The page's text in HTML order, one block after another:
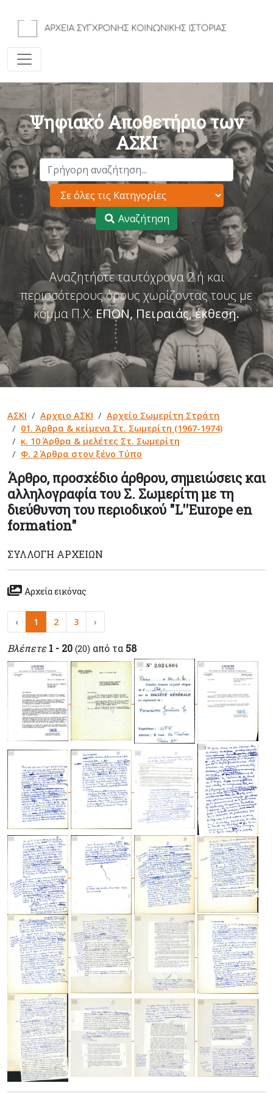
Ψηφιακό Αποθετήριο των
ΑΣΚΙ
Αναζήτηση
Αναζητήστε ταυτόχρονα 2 ή και
περισσότερους όρους χωρίζοντας τους με
κόμμα Π.Χ: ΕΠΟΝ, Πειραιάς, έκθεση.
ΑΣΚΙ Αρχειο ΑΣΚΙ
Αρχείο Σωμερίτη Στράτη
01. Άρθρα & κείμενα Στ. Σωμερίτη (1967-1974)
κ. 10 Άρθρα & μελέτες Στ. Σωμερίτη
Φ. 2 Άρθρα στον ξένο Τύπο
Άρθρο, προσχέδιο άρθρου, σημειώσεις και
αλληλογραφία του Σ. Σωμερίτη με τη
διεύθυνση του περιοδικού "L''Europe en
formation"
ΣΥΛΛΟΓΉ ΑΡΧΕΊΩΝ
Αρχεία εικόνας
‹ 1 2 3 ›
Βλέπετε 1 - 20 (20) από τα 58